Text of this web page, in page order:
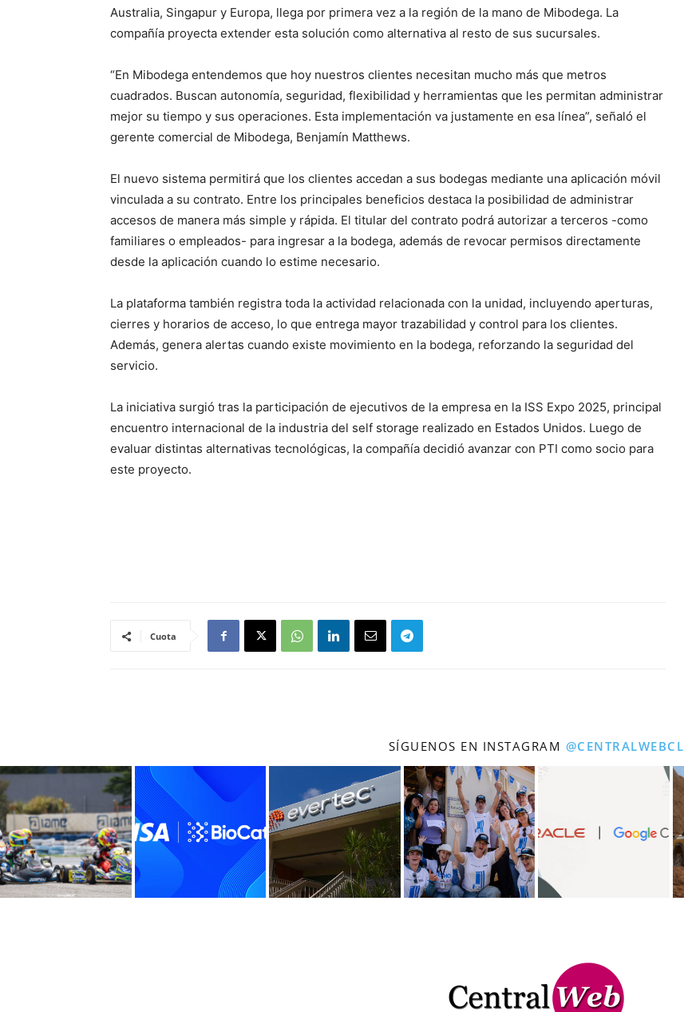
Australia, Singapur y Europa, llega por primera vez a la región de la mano de Mibodega. La
compañía proyecta extender esta solución como alternativa al resto de sus sucursales.
“En Mibodega entendemos que hoy nuestros clientes necesitan mucho más que metros
cuadrados. Buscan autonomía, seguridad, flexibilidad y herramientas que les permitan administrar
mejor su tiempo y sus operaciones. Esta implementación va justamente en esa línea”, señaló el
gerente comercial de Mibodega, Benjamín Matthews.
El nuevo sistema permitirá que los clientes accedan a sus bodegas mediante una aplicación móvil
vinculada a su contrato. Entre los principales beneficios destaca la posibilidad de administrar
accesos de manera más simple y rápida. El titular del contrato podrá autorizar a terceros -como
familiares o empleados- para ingresar a la bodega, además de revocar permisos directamente
desde la aplicación cuando lo estime necesario.
La plataforma también registra toda la actividad relacionada con la unidad, incluyendo aperturas,
cierres y horarios de acceso, lo que entrega mayor trazabilidad y control para los clientes.
Además, genera alertas cuando existe movimiento en la bodega, reforzando la seguridad del
servicio.
La iniciativa surgió tras la participación de ejecutivos de la empresa en la ISS Expo 2025, principal
encuentro internacional de la industria del self storage realizado en Estados Unidos. Luego de
evaluar distintas alternativas tecnológicas, la compañía decidió avanzar con PTI como socio para
este proyecto.
Cuota
SÍGUENOS EN INSTAGRAM @CENTRALWEBCL